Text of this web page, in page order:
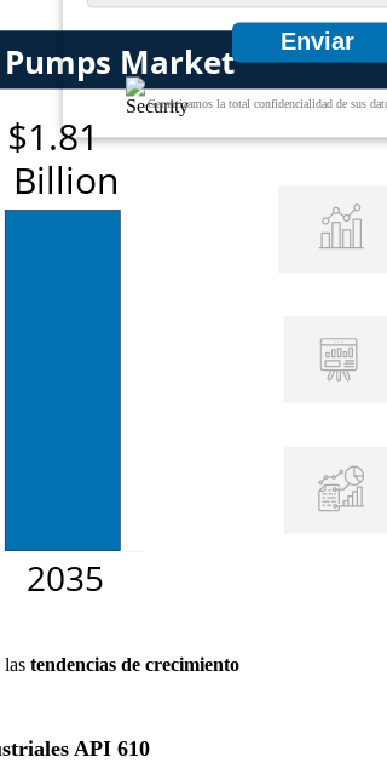
Enviar
Garantizamos la total confidencialidad de sus
las tendencias de crecimiento
API 610